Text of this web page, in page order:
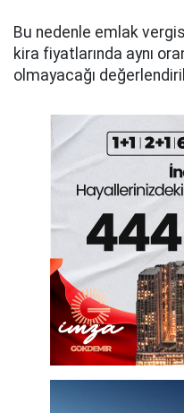
Bu nedenle emlak
kira fiyatlarında aynı
olmayacağı